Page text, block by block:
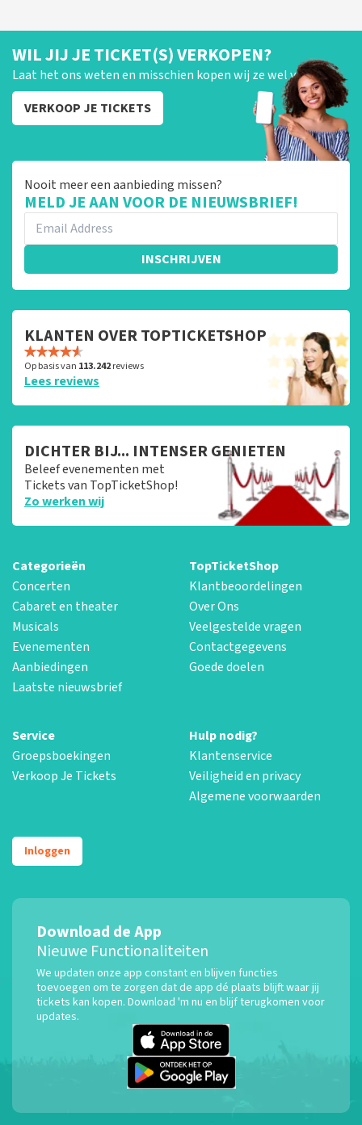
WIL JIJ JE TICKET(S) VERKOPEN?
Laat het ons weten en misschien kopen wij ze wel van je!
VERKOOP JE TICKETS
Nooit meer een aanbieding missen?
MELD JE AAN VOOR DE NIEUWSBRIEF!
INSCHRIJVEN
KLANTEN OVER TOPTICKETSHOP
Op basis van 113.242reviews
Lees reviews
DICHTER BIJ... INTENSER GENIETEN
Beleef evenementen met
Tickets van TopTicketShop!
Zo werken wij
Categorieën
Concerten
Cabaret en theater
Musicals
Evenementen
Aanbiedingen
Laatste nieuwsbrief
TopTicketShop
Klantbeoordelingen
Over Ons
Veelgestelde vragen
Contactgegevens
Goede doelen
Service
Groepsboekingen
Verkoop Je Tickets
Hulp nodig?
Klantenservice
Veiligheid en privacy
Algemene voorwaarden
Inloggen
Download de App
Nieuwe Functionaliteiten
We updaten onze app constant en blijven functies
toevoegen om te zorgen dat de app dé plaats blijft waar jij
tickets kan kopen. Download 'm nu en blijf terugkomen voor
updates.